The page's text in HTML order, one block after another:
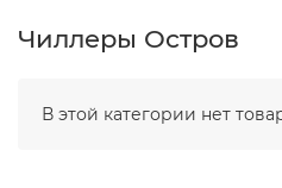
Чиллеры Остров
В этой категории нет